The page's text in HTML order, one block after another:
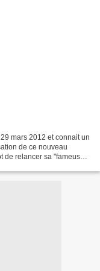
mars 2012 et connait un
de ce nouveau
relancer sa "fameuse"